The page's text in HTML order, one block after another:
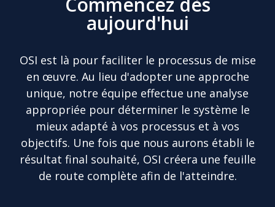
aujourd'hui
OSI est là pour faciliter le processus de mise
en œuvre. Au lieu d'adopter une approche
unique, notre équipe effectue une analyse
appropriée pour déterminer le système le
mieux adapté à vos processus et à vos
objectifs. Une fois que nous aurons établi le
résultat final souhaité, OSI créera une feuille
de route complète afin de l'atteindre.